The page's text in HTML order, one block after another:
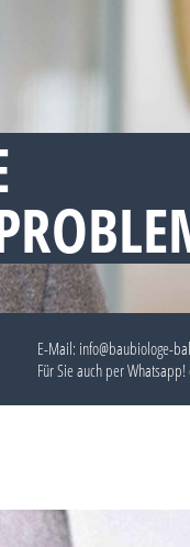
E-Mail: info@baubiologe-
Für Sie auch perWhatsapp!